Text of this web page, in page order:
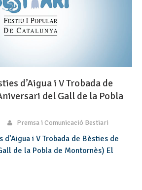
d’Aigua i V Trobada de
del Gall de la Pobla
Premsa i Comunicació Bestiari
d’Aigua i V Trobada de Bèsties de
de la Pobla de Montornès) El